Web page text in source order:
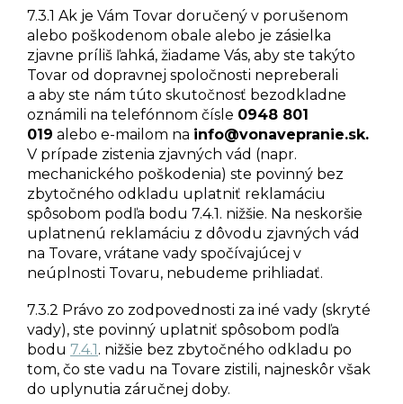
7.3.1 Ak je Vám Tovar doručený v porušenom
alebo poškodenom obale alebo je zásielka
zjavne príliš ľahká, žiadame Vás, aby ste takýto
Tovar od dopravnej spoločnosti nepreberali
a aby ste nám túto skutočnosť bezodkladne
oznámili na telefónnom čísle 0948 801
019 alebo e-mailom na info@vonavepranie.sk.
V prípade zistenia zjavných vád (napr.
mechanického poškodenia) ste povinný bez
zbytočného odkladu uplatniť reklamáciu
spôsobom podľa bodu 7.4.1. nižšie. Na neskoršie
uplatnenú reklamáciu z dôvodu zjavných vád
na Tovare, vrátane vady spočívajúcej v
neúplnosti Tovaru, nebudeme prihliadať.
7.3.2 Právo zo zodpovednosti za iné vady (skryté
vady), ste povinný uplatniť spôsobom podľa
bodu 7.4.1. nižšie bez zbytočného odkladu po
tom, čo ste vadu na Tovare zistili, najneskôr však
do uplynutia záručnej doby.